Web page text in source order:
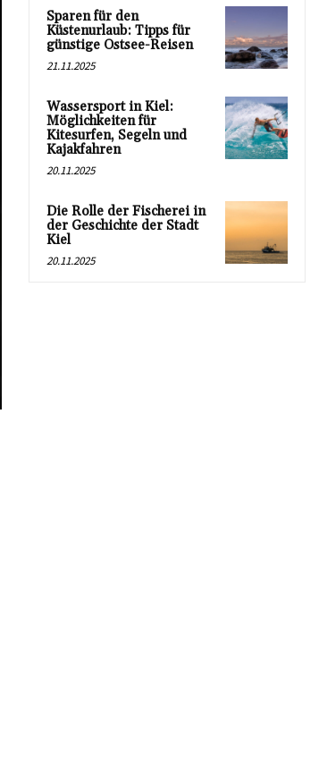
Sparen für den
Küstenurlaub: Tipps für
günstige Ostsee-Reisen
21.11.2025
Wassersport in Kiel:
Möglichkeiten für
Kitesurfen, Segeln und
Kajakfahren
20.11.2025
Die Rolle der Fischerei in
der Geschichte der Stadt
Kiel
20.11.2025